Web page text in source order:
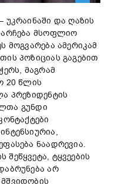
და ღაზის
მსოფლიო
მოგვარება ამერიკამ
პოზიციას გაგებით
მაგრამ
20 წლის
პრეზიდენტის
გუნდი
ნაადრევია.
ტყვეების
არ